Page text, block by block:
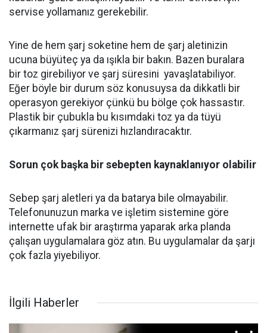
servise yollamanız gerekebilir.
Yine de hem şarj soketine hem de şarj aletinizin
ucuna büyüteç ya da ışıkla bir bakın. Bazen buralara
bir toz girebiliyor ve şarj süresini yavaşlatabiliyor.
Eğer böyle bir durum söz konusuysa da dikkatli bir
operasyon gerekiyor çünkü bu bölge çok hassastır.
Plastik bir çubukla bu kısımdaki toz ya da tüyü
çıkarmanız şarj sürenizi hızlandıracaktır.
Sorun çok başka bir sebepten kaynaklanıyor olabilir
Sebep şarj aletleri ya da batarya bile olmayabilir.
Telefonunuzun marka ve işletim sistemine göre
internette ufak bir araştırma yaparak arka planda
çalışan uygulamalara göz atın. Bu uygulamalar da şarjı
çok fazla yiyebiliyor.
İlgili Haberler